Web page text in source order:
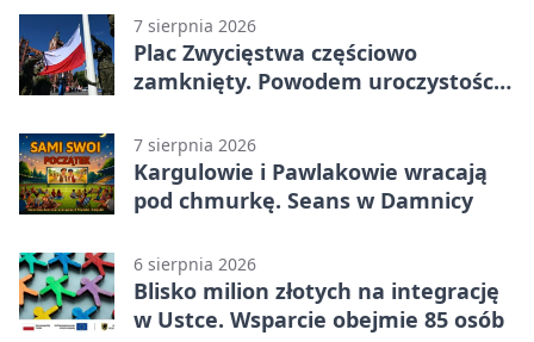
7 sierpnia 2026
Plac Zwycięstwa częściowo
zamknięty. Powodem uroczystości
7 sierpnia 2026
Kargulowie i Pawlakowie wracają
pod chmurkę. Seans w Damnicy
6 sierpnia 2026
Blisko milion złotych na integrację
w Ustce. Wsparcie obejmie 85 osób